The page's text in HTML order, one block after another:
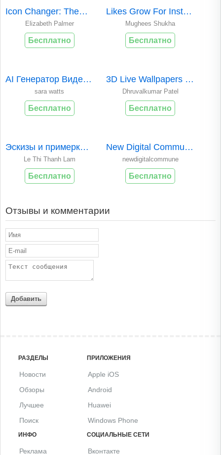
Octovid Video Ad Creator App for Shopify
Обзоры
Для этого приложения пока нет обзоров
Добавить ссылку на обзор
Полезные ссылки